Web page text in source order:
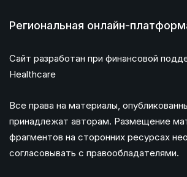
Региональная онлайн-
Сайт разработан при финансовой
Healthcare
Все права на материалы,
принадлежат авторам. Размещение
фрагментов на сторонних ресурсах
согласовывать с правообладателями.